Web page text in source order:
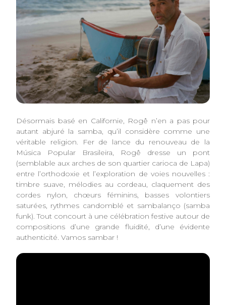
Désormais basé en Californie, Rogê n’en a pas pour
autant abjuré la samba, qu’il considère comme une
véritable religion. Fer de lance du renouveau de la
Música Popular Brasileira, Rogê dresse un pont
(semblable aux arches de son quartier carioca de Lapa)
entre l’orthodoxie et l’exploration de voies nouvelles :
timbre suave, mélodies au cordeau, claquement des
cordes nylon, chœurs féminins, basses volontiers
saturées, rythmes candomblé et sambalanço (samba
funk). Tout concourt à une célébration festive autour de
compositions d’une grande fluidité, d’une évidente
authenticité. Vamos sambar !